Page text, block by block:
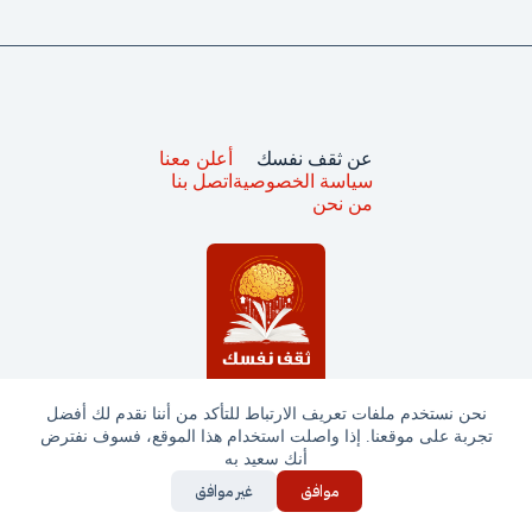
نحن نستخدم ملفات تعريف الارتباط للتأكد من أننا نقدم لك أفضل
تجربة على موقعنا. إذا واصلت استخدام هذا الموقع، فسوف نفترض
أنك سعيد به
موافق غير موافق
جميع الحقوق محفوظة © ثقف نفسك 2025
عن ثقف نفسك
سياسة الخصوصية
من نحن
أعلن معنا
اتصل بنا